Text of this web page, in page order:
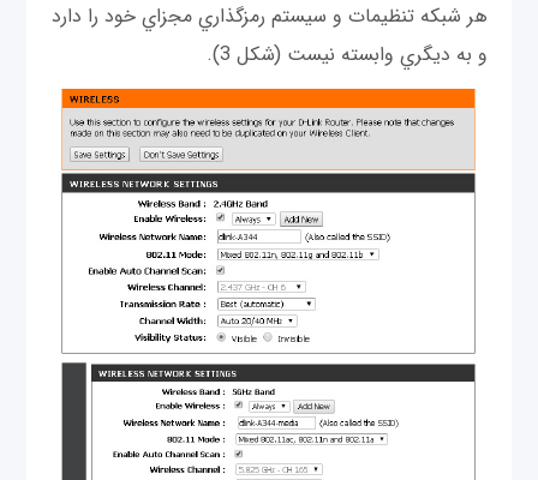
هر شبكه تنظيمات و سيستم رمزگذاري مجزاي خود را دارد
و به ديگري وابسته نيست (شكل 3).